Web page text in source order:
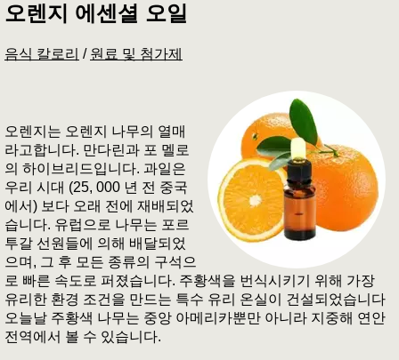
오렌지 에센셜 오일
음식 칼로리 / 원료 및 첨가제
오렌지는 오렌지 나무의 열매
라고합니다. 만다린과 포 멜로
의 하이브리드입니다. 과일은
우리 시대 (25, 000 년 전 중국
에서) 보다 오래 전에 재배되었
습니다. 유럽으로 나무는 포르
투갈 선원들에 의해 배달되었
으며, 그 후 모든 종류의 구석으
로 빠른 속도로 퍼졌습니다. 주황색을 번식시키기 위해 가장
유리한 환경 조건을 만드는 특수 유리 온실이 건설되었습니다
오늘날 주황색 나무는 중앙 아메리카뿐만 아니라 지중해 연안
전역에서 볼 수 있습니다.